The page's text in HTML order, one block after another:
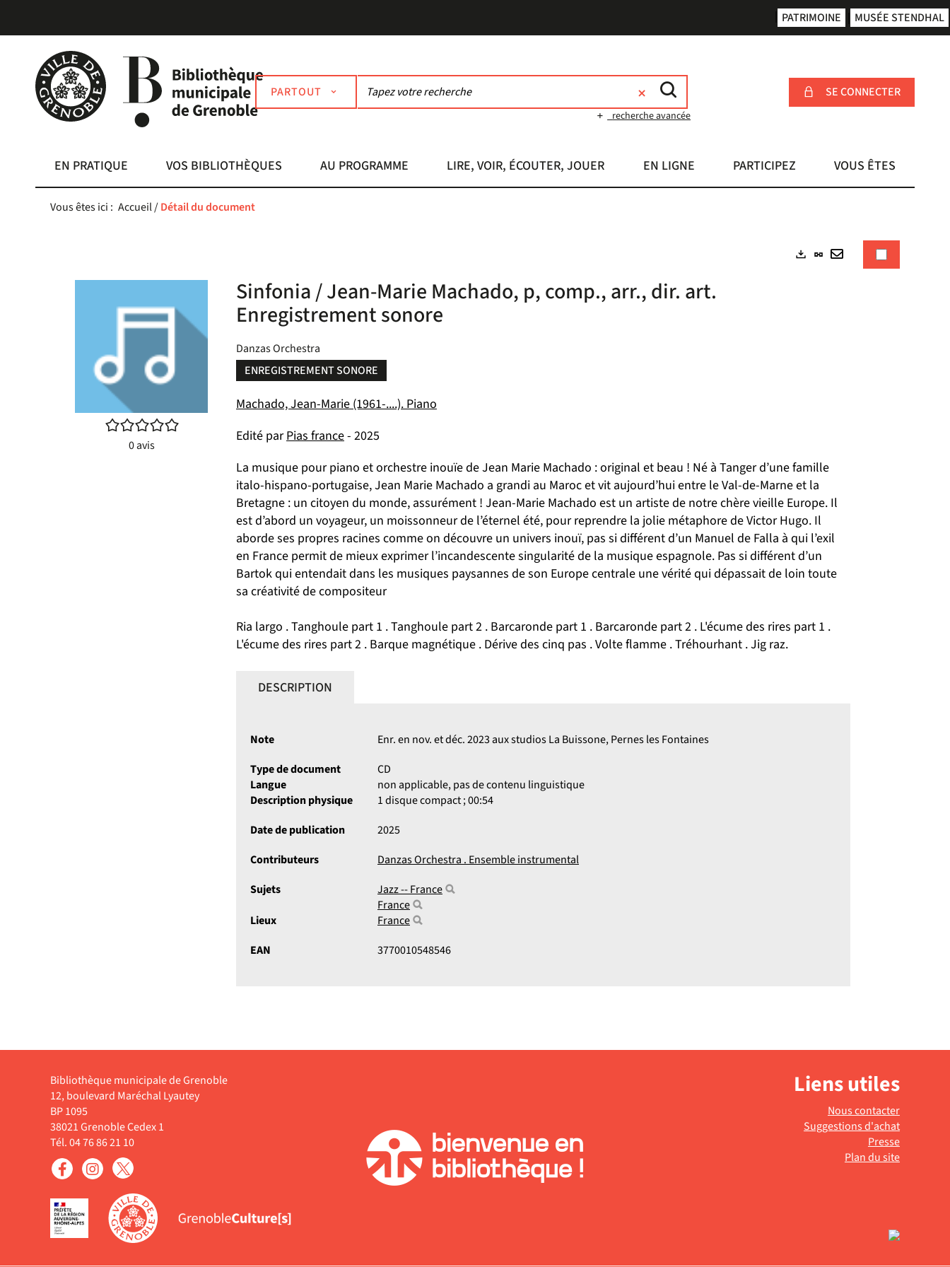
menu
contenu
la
PATRIMOINE MUSÉE STENDHAL
PARTOUT
recherche avancée
SE CONNECTER
EN PRATIQUE VOS BIBLIOTHÈQUES AU PROGRAMME LIRE, VOIR, ÉCOUTER, JOUER EN LIGNE PARTICIPEZ VOUS ÊTES
Vous êtes ici : Accueil/Détail du document
Lien
permanent
Envoyer
/5
0avis
Sinfonia / Jean-Marie Machado, p, comp., arr., dir. art.
Enregistrement sonore
Danzas Orchestra
ENREGISTREMENT SONORE
Machado, Jean-Marie (1961-....). Piano
Edité parPias france- 2025
La musique pour piano et orchestre inouïe de Jean Marie Machado : original et beau ! Né à Tanger d’une famille
italo-hispano-portugaise, Jean Marie Machado a grandi au Maroc et vit aujourd’hui entre le Val-de-Marne et la
Bretagne : un citoyen du monde, assurément ! Jean-Marie Machado est un artiste de notre chère vieille Europe. Il
est d’abord un voyageur, un moissonneur de l’éternel été, pour reprendre la jolie métaphore de Victor Hugo. Il
aborde ses propres racines comme on découvre un univers inouï, pas si différent d’un Manuel de Falla à qui l’exil
en France permit de mieux exprimer l’incandescente singularité de la musique espagnole. Pas si différent d’un
Bartok qui entendait dans les musiques paysannes de son Europe centrale une vérité qui dépassait de loin toute
sa créativité de compositeur
Ria largo . Tanghoule part 1 . Tanghoule part 2 . Barcaronde part 1 . Barcaronde part 2 . L'écume des rires part 1 .
L'écume des rires part 2 . Barque magnétique . Dérive des cinq pas . Volte flamme . Tréhourhant . Jig raz.
DESCRIPTION
Note
Enr. en nov. et déc. 2023 aux studios La Buissone, Pernes les Fontaines
Type de document
CD
Langue
non applicable, pas de contenu linguistique
Description physique
1 disque compact ; 00:54
Date de publication
2025
Contributeurs
Danzas Orchestra . Ensemble instrumental
Sujets
Jazz -- France
France
Lieux
France
EAN
3770010548546
Bibliothèque municipale de Grenoble
12, boulevard Maréchal Lyautey
BP 1095
38021 Grenoble Cedex 1
Tél. 04 76 86 21 10
Liens utiles
Nous contacter
Suggestions d'achat
Presse
Plan du site